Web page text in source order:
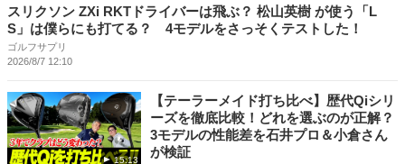
スリクソン ZXi RKTドライバーは飛ぶ？ 松山英樹 が使う「L
S」は僕らにも打てる？ 4モデルをさっそくテストした！
ゴルフサプリ
2026/8/7 12:10
15:13
【テーラーメイド打ち比べ】歴代Qiシリ
ーズを徹底比較！どれを選ぶのが正解？
3モデルの性能差を石井プロ＆小倉さん
が検証